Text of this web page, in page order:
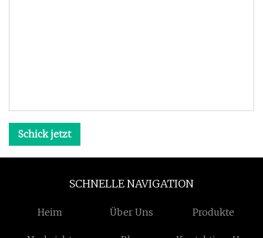
Schick jetzt
SCHNELLE NAVIGATION
Heim Über Uns Produkte